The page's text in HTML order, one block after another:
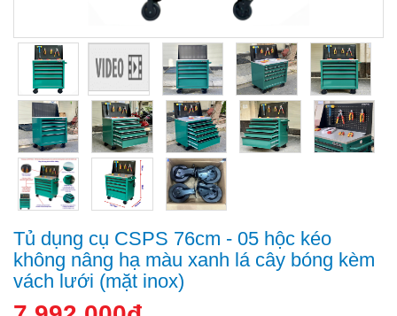
Tủ dụng cụ CSPS 76cm - 05 hộc kéo
không nâng hạ màu xanh lá cây bóng kèm
vách lưới (mặt inox)